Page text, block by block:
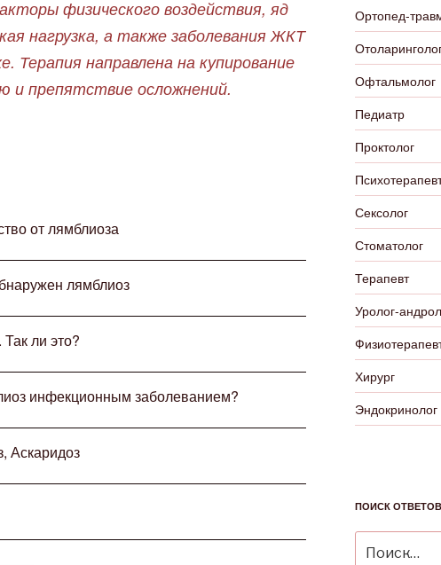
физического воздействия, яд
нагрузка, а также заболевания ЖКТ
Терапия направлена на купирование
и препятствие осложнений.
от лямблиоза
лямблиоз
ли это?
инфекционным заболеванием?
Аскаридоз
Ортопед-
Офтальмолог
Педиатр
Проктолог
Сексолог
Стоматолог
Терапевт
Уролог-
Хирург
Эндокринолог
ПОИСК ОТВЕТОВ